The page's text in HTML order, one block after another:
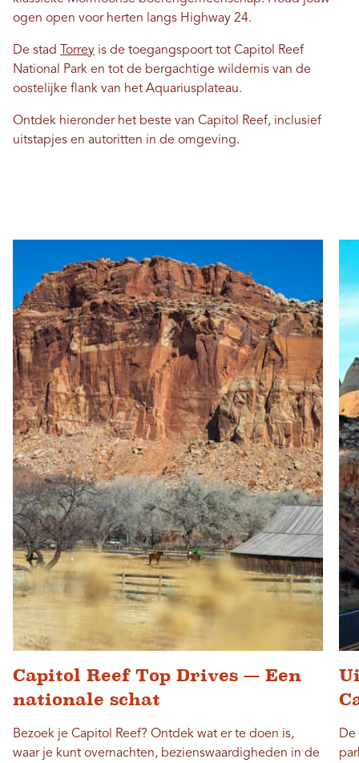
ogen open voor herten langs Highway 24.
De stad Torrey is de toegangspoort tot Capitol Reef
National Park en tot de bergachtige wildernis van de
oostelijke flank van het Aquariusplateau.
Ontdek hieronder het beste van Capitol Reef, inclusief
uitstapjes en autoritten in de omgeving.
Capitol Reef Top Drives — Een
nationale schat
Bezoek je Capitol Reef? Ontdek wat er te doen is,
waar je kunt overnachten, bezienswaardigheden in de
De